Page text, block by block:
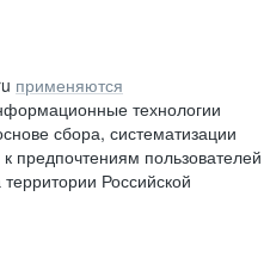
применяются
технологии
сбора, систематизации
предпочтениям пользователей
Российской